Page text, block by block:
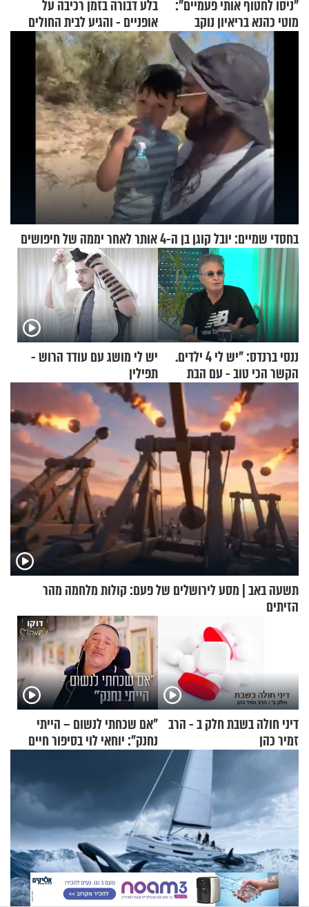
"ניסו לחטוף אותי פעמיים":
מוטי כהנא בריאיון נוקב
בלע דבורה בזמן רכיבה על
אופניים - והגיע לבית החולים
במצב מסכן חיים
בחסדי שמיים: יובל קוגן בן ה-4 אותר לאחר יממה של חיפושים
ננסי ברנדס: "יש לי 4 ילדים.
הקשר הכי טוב - עם הבת
החרדית"
יש לי מושג עם עודד הרוש -
תפילין
תשעה באב | מסע לירושלים של פעם: קולות מלחמה מהר
הזיתים
דיני חולה בשבת חלק ב - הרב
זמיר כהן
"אם שכחתי לנשום – הייתי
נחנק": יוחאי לוי בסיפור חיים
X